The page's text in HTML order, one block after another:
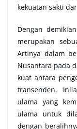
kekuatan sakti
Dengan
merupakan
Artinya dalam
Nusantara pada
kuat antara
transenden.
ulama yang
ulama untuk
dengan